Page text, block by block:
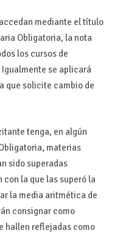
mediante el título
Obligatoria, la nota
los cursos de
se aplicará
que solicite cambio de
tenga, en algún
materias
sido superadas
la que las superó la
la media aritmética de
consignar como
hallen reflejadas como